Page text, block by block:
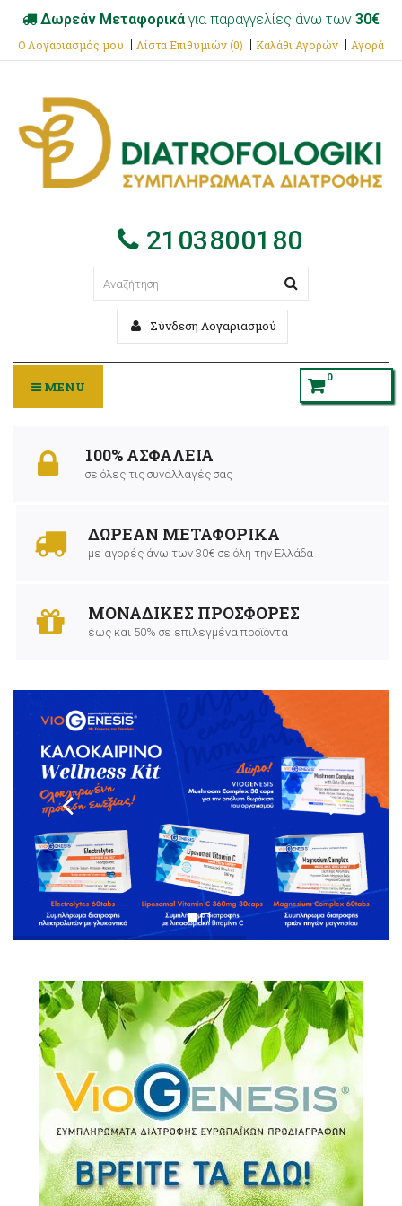
Δωρεάν Μεταφορικά για παραγγελίες άνω των 30€
Ο Λογαριασμός μου Λίστα Επιθυμιών (0) Καλάθι Αγορών Αγορά
2103800180
Σύνδεση Λογαριασμού
0
MENU
100% ΑΣΦΑΛΕΙΑ
σε όλες τις συναλλαγές σας
ΔΩΡΕΑΝ ΜΕΤΑΦΟΡΙΚΑ
με αγορές άνω των 30€ σε όλη την Ελλάδα
ΜΟΝΑΔΙΚΕΣ ΠΡΟΣΦΟΡΕΣ
έως και 50% σε επιλεγμένα προϊόντα